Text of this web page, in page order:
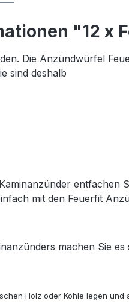
"12 x
Die Anzündwürfel
sind deshalb
entfachen
mit den Feuerfit
machen Sie
Holz oder Kohle legen und